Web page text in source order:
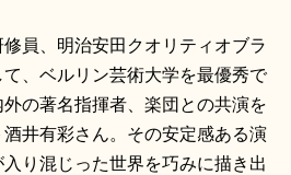
閉じる
員、明治安田クオリティオブラ
、ベルリン芸術大学を最優秀で
の著名指揮者、楽団との共演を
井有彩さん。その安定感ある演
り混じった世界を巧みに描き出